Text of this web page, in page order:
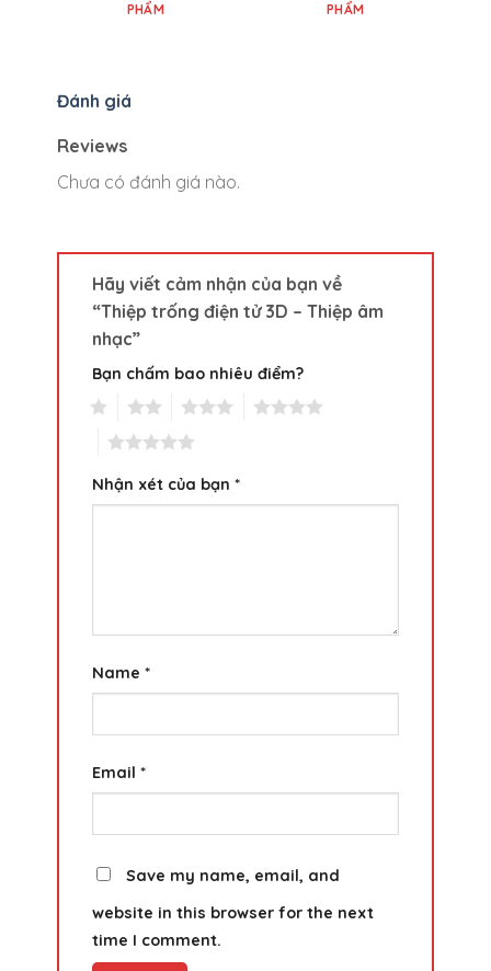
PHẨM
PHẨM
Đánh giá
Reviews
Chưa có đánh giá nào.
Hãy viết cảm nhận của bạn về
“Thiệp trống điện tử 3D – Thiệp âm
nhạc”
Bạn chấm bao nhiêu điểm?
Nhận xét của bạn *
Name *
Email *
Save my name, email, and
website in this browser for the next
time I comment.